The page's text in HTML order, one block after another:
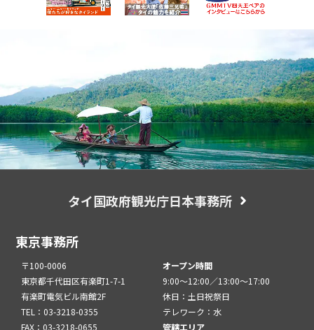
タイ国政府観光庁日本事務所
東京事務所
〒100-0006
東京都千代田区有楽町1-7-1
有楽町電気ビル南館2F
TEL：03-3218-0355
FAX：03-3218-0655
オープン時間
9:00～12:00／13:00～17:00
休日：土日祝祭日
テレワーク：水
管轄エリア